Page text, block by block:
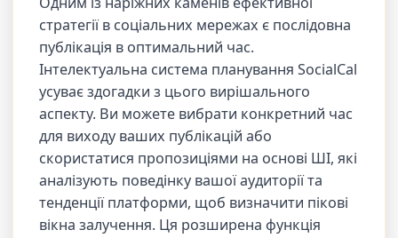
стратегії в соціальних мережах є послідовна
публікація в оптимальний час.
Інтелектуальна система планування SocialCal
усуває здогадки з цього вирішального
аспекту. Ви можете вибрати конкретний час
для виходу ваших публікацій або
скористатися пропозиціями на основі ШІ, які
аналізують поведінку вашої аудиторії та
тенденції платформи, щоб визначити пікові
вікна залучення. Ця розширена функція